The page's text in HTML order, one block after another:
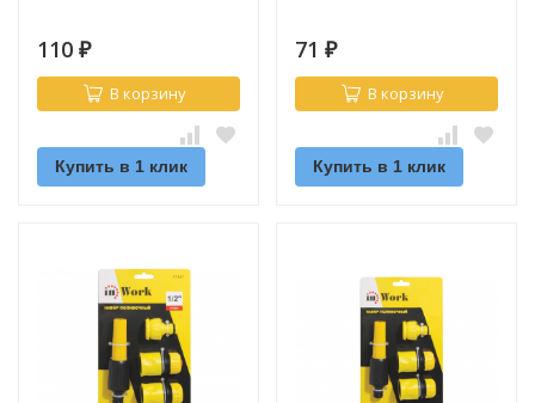
110 ₽
В корзину
Купить в 1 клик
71 ₽
В корзину
Купить в 1 клик